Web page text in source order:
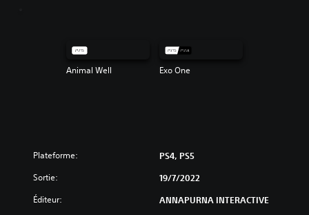
Animal Well Exo One
Plateforme: PS4, PS5
Sortie: 19/7/2022
Éditeur: ANNAPURNA INTERACTIVE